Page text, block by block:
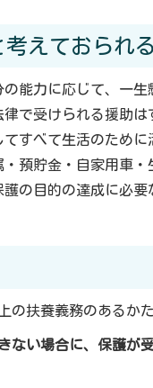
えておられ
能力に応じて、一生
で受けられる援助は
すべて生活のために
預貯金・自家用車
の目的の達成に必
の扶養義務のあるか
ない場合に、保護が